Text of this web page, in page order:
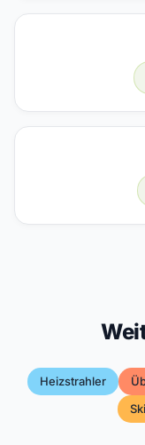
Heizstrahler